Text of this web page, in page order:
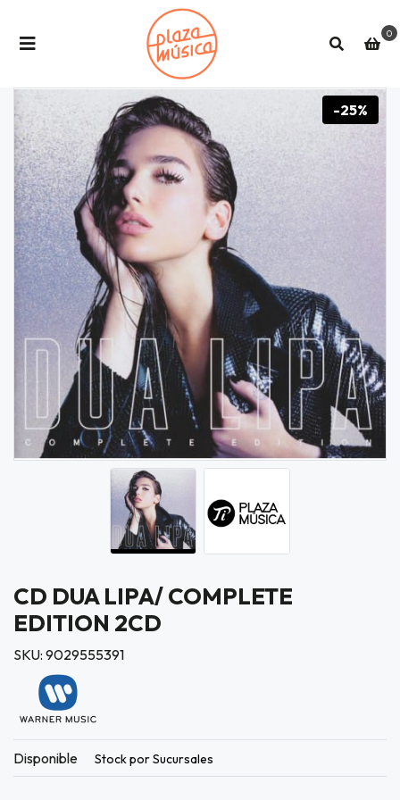
0
-25%
CD DUA LIPA/ COMPLETE
EDITION 2CD
SKU: 9029555391
Disponible Stock por Sucursales